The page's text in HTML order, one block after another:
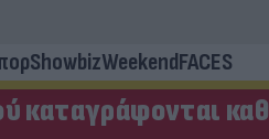
ShowbizWeekendFACES
καταγράφονται